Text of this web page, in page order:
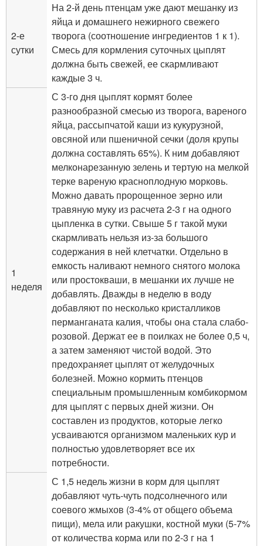
2-е
сутки
На 2-й день птенцам уже дают мешанку из
яйца и домашнего нежирного свежего
творога (соотношение ингредиентов 1 к 1).
Смесь для кормления суточных цыплят
должна быть свежей, ее скармливают
каждые 3 ч.
1
неделя
С 3-го дня цыплят кормят более
разнообразной смесью из творога, вареного
яйца, рассыпчатой каши из кукурузной,
овсяной или пшеничной сечки (доля крупы
должна составлять 65%). К ним добавляют
мелконарезанную зелень и тертую на мелкой
терке вареную красноплодную морковь.
Можно давать пророщенное зерно или
травяную муку из расчета 2-3 г на одного
цыпленка в сутки. Свыше 5 г такой муки
скармливать нельзя из-за большого
содержания в ней клетчатки. Отдельно в
емкость наливают немного снятого молока
или простокваши, в мешанки их лучше не
добавлять. Дважды в неделю в воду
добавляют по несколько кристалликов
перманганата калия, чтобы она стала слабо-
розовой. Держат ее в поилках не более 0,5 ч,
а затем заменяют чистой водой. Это
предохраняет цыплят от желудочных
болезней. Можно кормить птенцов
специальным промышленным комбикормом
для цыплят с первых дней жизни. Он
составлен из продуктов, которые легко
усваиваются организмом маленьких кур и
полностью удовлетворяет все их
потребности.
С 1,5 недель жизни в корм для цыплят
добавляют чуть-чуть подсолнечного или
соевого жмыхов (3-4% от общего объема
пищи), мела или ракушки, костной муки (5-7%
от количества корма или по 2-3 г на 1